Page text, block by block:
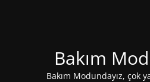
Bakım
Bakım Modundayız, çok